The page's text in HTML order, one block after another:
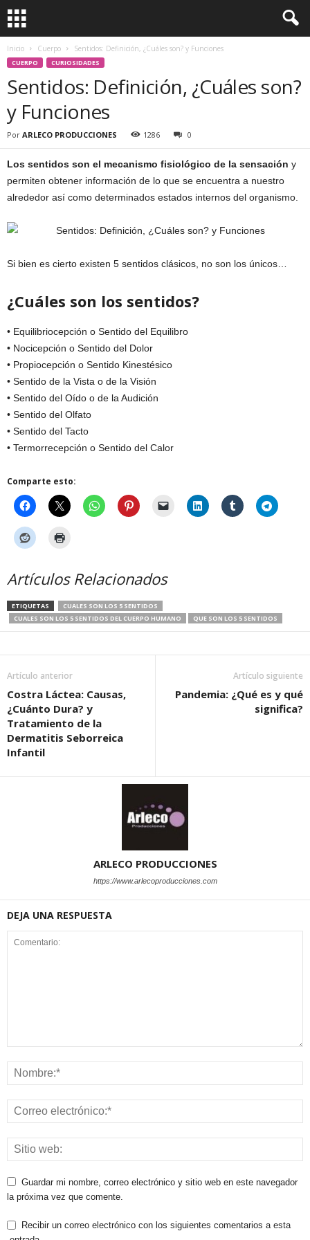
Inicio Cuerpo Sentidos: Definición, ¿Cuáles son? y Funciones
CUERPO CURIOSIDADES
Sentidos: Definición, ¿Cuáles son?
y Funciones
Por ARLECO PRODUCCIONES 1286 0
Los sentidos son el mecanismo fisiológico de la sensación y
permiten obtener información de lo que se encuentra a nuestro
alrededor así como determinados estados internos del organismo.
Si bien es cierto existen 5 sentidos clásicos, no son los únicos…
¿Cuáles son los sentidos?
• Equilibriocepción o Sentido del Equilibro
• Nocicepción o Sentido del Dolor
• Propiocepción o Sentido Kinestésico
• Sentido de la Vista o de la Visión
• Sentido del Oído o de la Audición
• Sentido del Olfato
• Sentido del Tacto
• Termorrecepción o Sentido del Calor
Comparte esto:
Artículos Relacionados
ETIQUETAS
CUALES SON LOS 5 SENTIDOS
CUALES SON LOS 5 SENTIDOS DEL CUERPO HUMANO
QUE SON LOS 5 SENTIDOS
Artículo anterior
Costra Láctea: Causas,
¿Cuánto Dura? y
Tratamiento de la
Dermatitis Seborreica
Infantil
Artículo siguiente
Pandemia: ¿Qué es y qué
significa?
ARLECO PRODUCCIONES
https://www.arlecoproducciones.com
DEJA UNA RESPUESTA
Guardar mi nombre, correo electrónico y sitio web en este navegador
la próxima vez que comente.
Recibir un correo electrónico con los siguientes comentarios a esta